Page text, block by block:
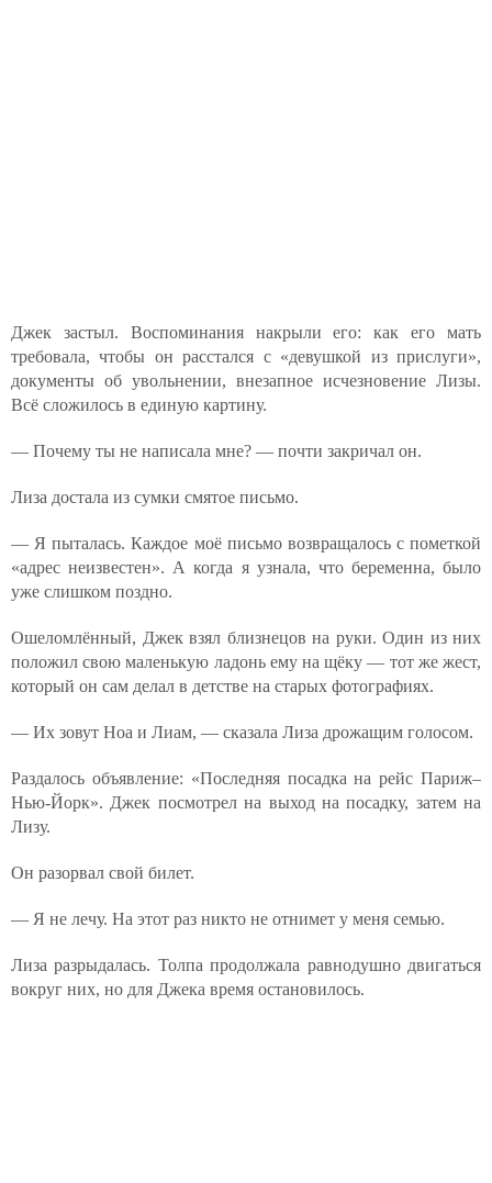
Джек застыл. Воспоминания накрыли его: как его мать
требовала, чтобы он расстался с «девушкой из прислуги»,
документы об увольнении, внезапное исчезновение Лизы.
Всё сложилось в единую картину.
— Почему ты не написала мне? — почти закричал он.
Лиза достала из сумки смятое письмо.
— Я пыталась. Каждое моё письмо возвращалось с пометкой
«адрес неизвестен». А когда я узнала, что беременна, было
уже слишком поздно.
Ошеломлённый, Джек взял близнецов на руки. Один из них
положил свою маленькую ладонь ему на щёку — тот же жест,
который он сам делал в детстве на старых фотографиях.
— Их зовут Ноа и Лиам, — сказала Лиза дрожащим голосом.
Раздалось объявление: «Последняя посадка на рейс Париж–
Нью-Йорк». Джек посмотрел на выход на посадку, затем на
Лизу.
Он разорвал свой билет.
— Я не лечу. На этот раз никто не отнимет у меня семью.
Лиза разрыдалась. Толпа продолжала равнодушно двигаться
вокруг них, но для Джека время остановилось.